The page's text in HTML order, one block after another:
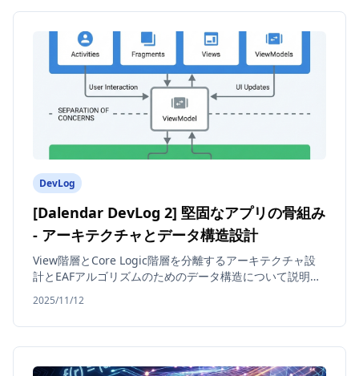
DevLog
[Dalendar DevLog 2] 堅固なアプリの骨組み
- アーキテクチャとデータ構造設計
View階層とCore Logic階層を分離するアーキテクチャ設
計とEAFアルゴリズムのためのデータ構造について説明し
2025/11/12